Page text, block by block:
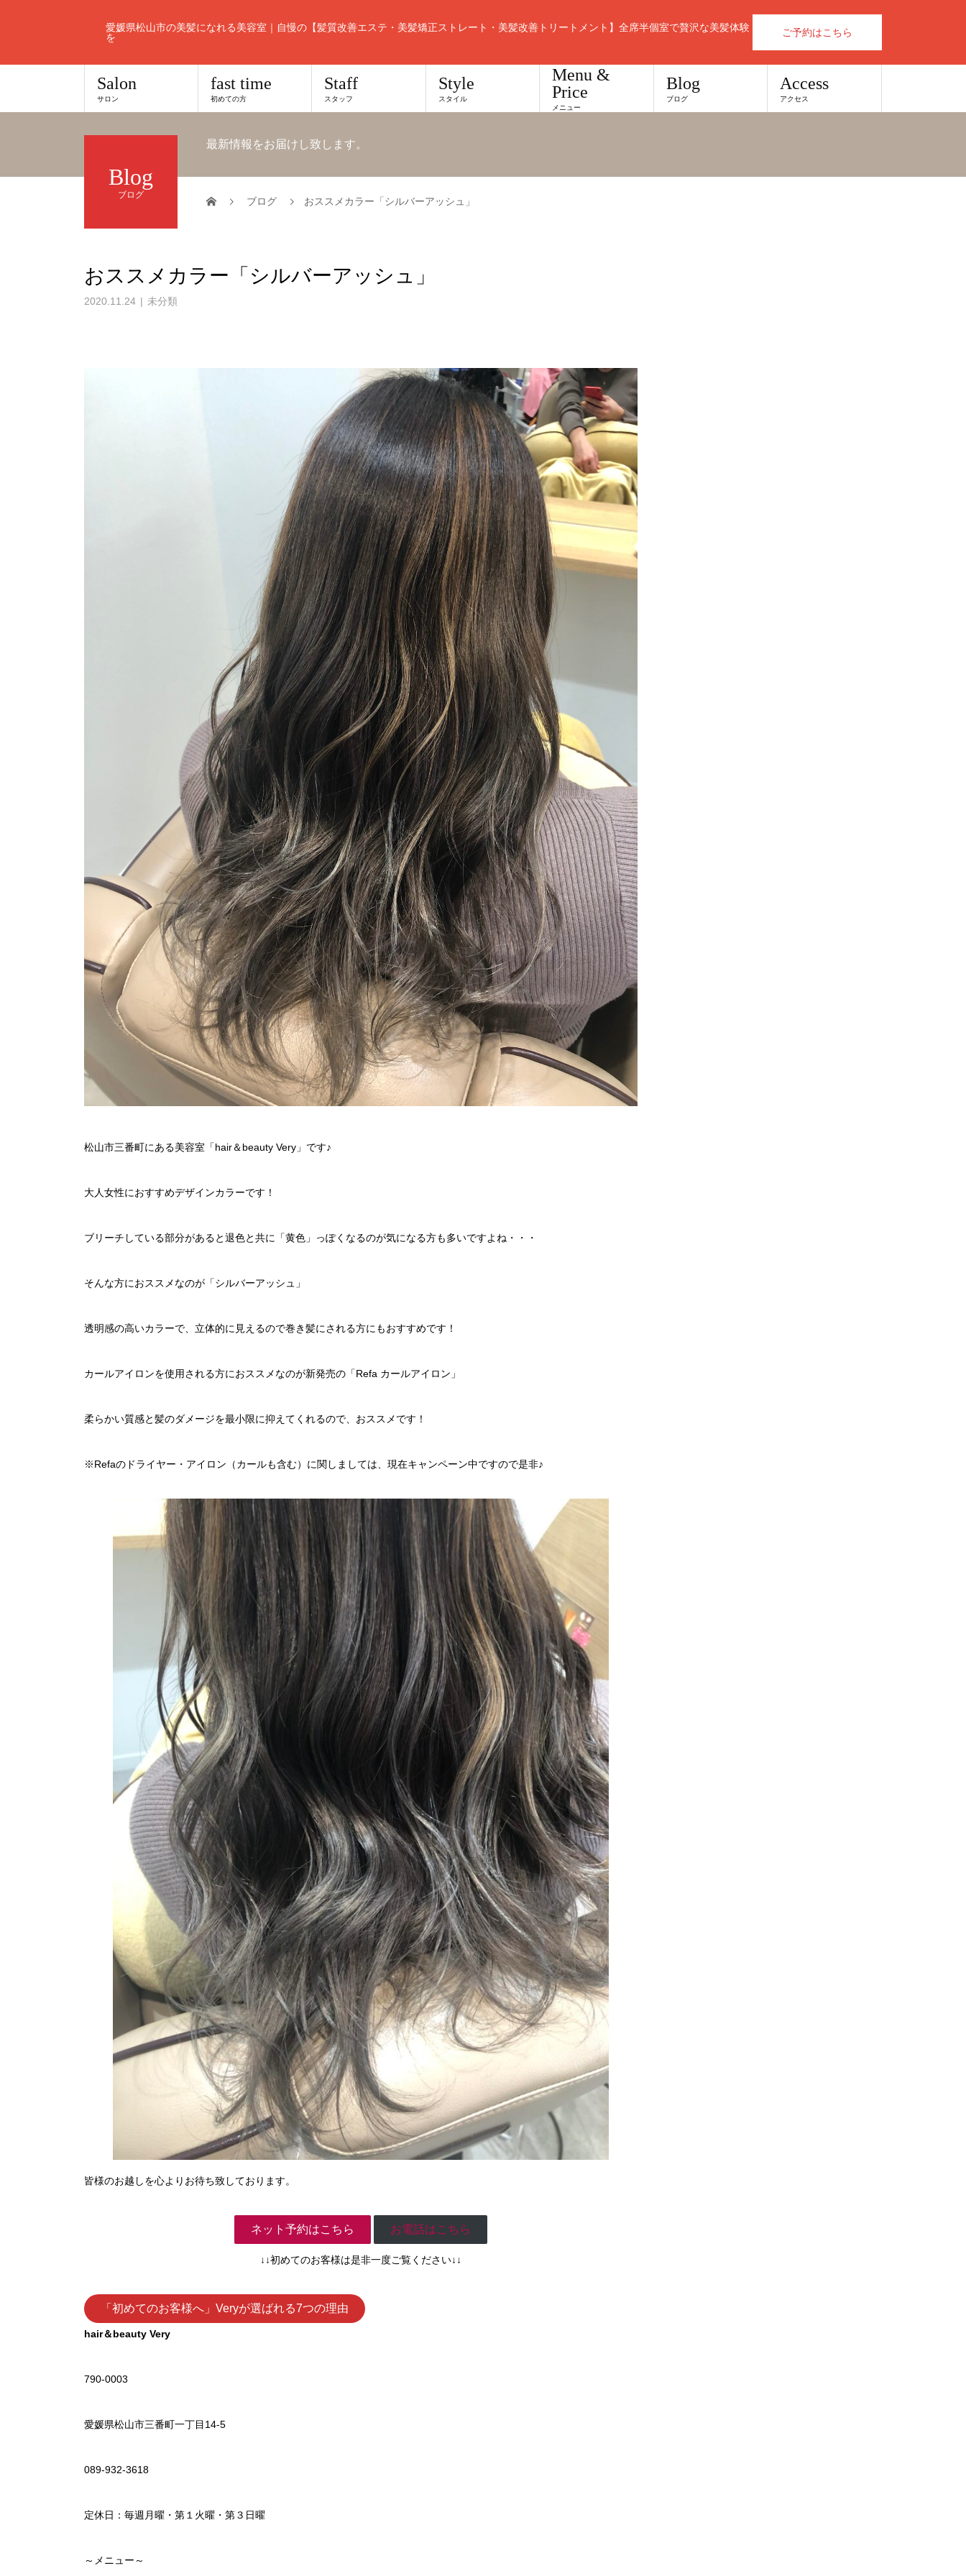
愛媛県松山市の美髪になれる美容室｜自慢の【髪質改善エステ・美髪矯正ストレート・美髪改善トリートメント】全席半個室で贅沢な美髪体験
を
ご予約はこちら
Salon
サロン
fast time
初めての方
Staff
スタッフ
Style
スタイル
Menu &
Price
メニュー
Blog
ブログ
Access
アクセス
Blog
ブログ
最新情報をお届けし致します。
ブログ おススメカラー「シルバーアッシュ」
おススメカラー「シルバーアッシュ」
2020.11.24 未分類
松山市三番町にある美容室「hair＆beauty Very」です♪
大人女性におすすめデザインカラーです！
ブリーチしている部分があると退色と共に「黄色」っぽくなるのが気になる方も多いですよね・・・
そんな方におススメなのが「シルバーアッシュ」
透明感の高いカラーで、立体的に見えるので巻き髪にされる方にもおすすめです！
カールアイロンを使用される方におススメなのが新発売の「Refa カールアイロン」
柔らかい質感と髪のダメージを最小限に抑えてくれるので、おススメです！
※Refaのドライヤー・アイロン（カールも含む）に関しましては、現在キャンペーン中ですので是非♪
皆様のお越しを心よりお待ち致しております。
ネット予約はこちら お電話はこちら
↓↓初めてのお客様は是非一度ご覧ください↓↓
「初めてのお客様へ」Veryが選ばれる7つの理由
hair＆beauty Very
790-0003
愛媛県松山市三番町一丁目14-5
089-932-3618
定休日：毎週月曜・第１火曜・第３日曜
～メニュー～